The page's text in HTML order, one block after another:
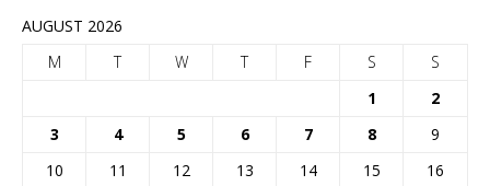
AUGUST 2026
M
T W T F S
S
1
2
3
4 5 6 7 8
9
10
11 12 13 14 15
16